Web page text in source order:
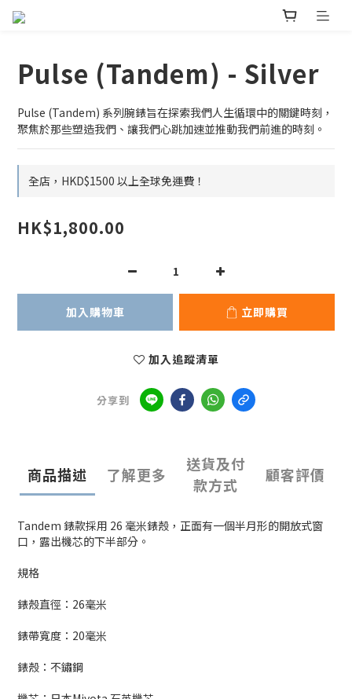
Pulse (Tandem) - Silver
Pulse (Tandem) 系列腕錶旨在探索我們人生循環中的關鍵時刻，
聚焦於那些塑造我們、讓我們心跳加速並推動我們前進的時刻。
全店，HKD$1500 以上全球免運費！
HK$1,800.00
加入購物車 立即購買
加入追蹤清單
分享到
商品描述 了解更多
送貨及付
款方式
顧客評價
Tandem 錶款採用 26 毫米錶殼，正面有一個半月形的開放式窗
口，露出機芯的下半部分。
規格
錶殼直徑：26毫米
錶帶寬度：20毫米
錶殼：不鏽鋼